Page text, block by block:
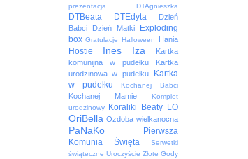
prezentacja
DTAgnieszka
DTBeata DTEdyta
Dzień
Babci
Dzień Matki
Exploding
box Gratulacje Halloween Hania
Hostie Ines Iza
Kartka
komunijna w pudełku
Kartka
urodzinowa w pudełku
Kartka
w pudełku
Kochanej Babci
Kochanej Mamie
Komplet
urodzinowy
Koraliki Beaty LO
OriBella Ozdoba wielkanocna
PaNaKo
Pierwsza
Komunia Święta
Serwetki
świąteczne Uroczyście Złote Gody